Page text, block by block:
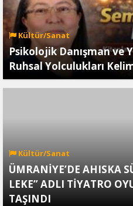
Kültür/Sanat
Psikolojik Danışman ve
Ruhsal Yolculukları
Kültür/Sanat
ÜMRANİYE’DE AHISKA
LEKE” ADLI TİYATRO
TAŞINDI